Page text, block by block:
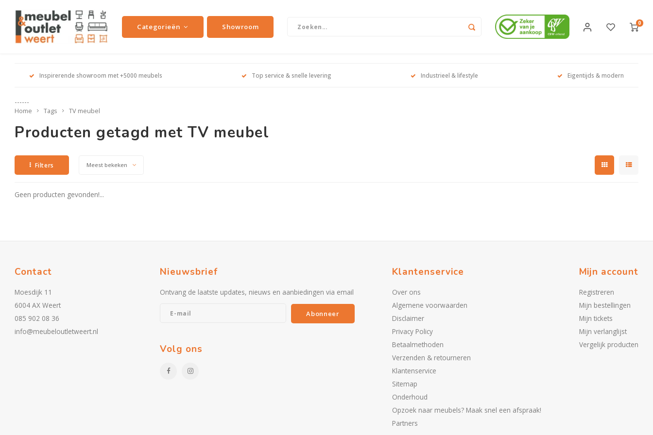
Categorieën Showroom 0
Inspirerende showroom met +5000 meubels Top service & snelle levering Industrieel & lifestyle Eigentijds & modern
------
Home Tags TV meubel
Producten getagd met TV meubel
Filters Meest bekeken
Geen producten gevonden!...
Contact
Moesdijk 11
6004 AX Weert
085 902 08 36
info@meubeloutletweert.nl
Nieuwsbrief
Ontvang de laatste updates, nieuws en aanbiedingen via email
Abonneer
Volg ons
Klantenservice
Over ons
Algemene voorwaarden
Disclaimer
Privacy Policy
Betaalmethoden
Verzenden & retourneren
Klantenservice
Sitemap
Onderhoud
Opzoek naar meubels? Maak snel een afspraak!
Partners
Mijn account
Registreren
Mijn bestellingen
Mijn tickets
Mijn verlanglijst
Vergelijk producten